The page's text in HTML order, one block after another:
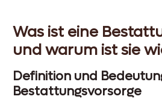
Was ist eine
und warum ist sie
Definition und
Bestattungsvorsorge